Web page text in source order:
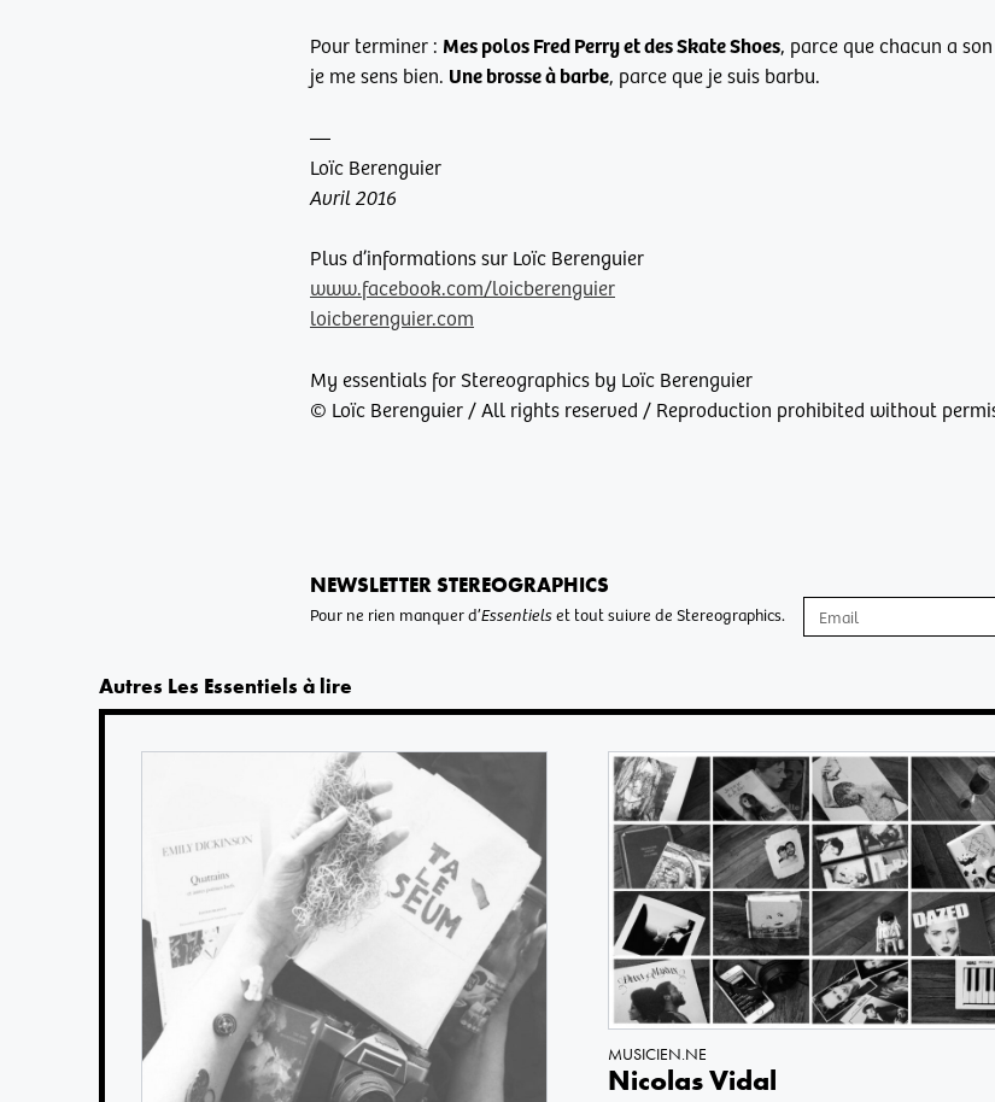
Pour terminer : Mes polos Fred Perry et des Skate Shoes, parce que chacun a
je me sens bien. Une brosse à barbe, parce que je suis barbu.
—
Loïc Berenguier
Avril 2016
Plus d’informations sur Loïc Berenguier
www.facebook.com/loicberenguier
loicberenguier.com
My essentials for Stereographics by Loïc Berenguier
© Loïc Berenguier / All rights reserved / Reproduction prohibited without
NEWSLETTER STEREOGRAPHICS
Pour ne rien manquer d’Essentielset tout suivre de Stereographics.
Autres Les Essentiels à lire
MUSICIEN.NE
Nicolas Vidal